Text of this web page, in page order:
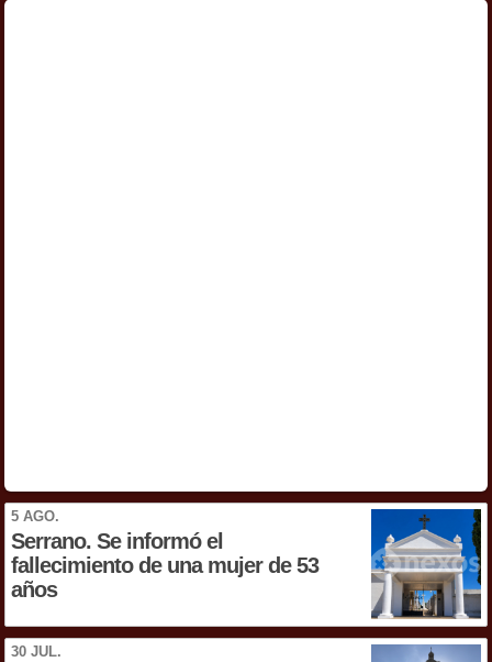
5 AGO.
Serrano. Se informó el
fallecimiento de una mujer de 53
años
30 JUL.